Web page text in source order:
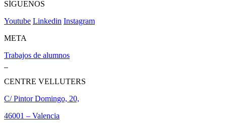
SÍGUENOS
Youtube Linkedin Instagram
META
Trabajos de alumnos
CENTRE VELLUTERS
C/ Pintor Domingo, 20,
46001 – Valencia